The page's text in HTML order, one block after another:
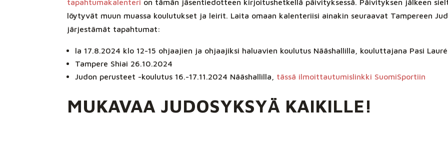
tapahtumakalenteri on tämän jäsentiedotteen kirjoitushetkellä päivityksessä. Päivityksen jälkeen
löytyvät muun muassa koulutukset ja leirit. Laita omaan kalenteriisi ainakin seuraavat Tampereen
järjestämät tapahtumat:
la 17.8.2024 klo 12-15 ohjaajien ja ohjaajiksi haluavien koulutus Nääshallilla, kouluttajana Pasi
Tampere Shiai 26.10.2024
Judon perusteet -koulutus 16.-17.11.2024 Nääshallilla, tässä ilmoittautumislinkki SuomiSportiin
MUKAVAA JUDOSYKSYÄ KAIKILLE!